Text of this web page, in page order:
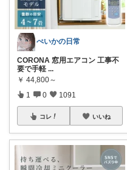
ぺいかの日常
CORONA 窓用エアコン 工事不
要で手軽 ...
￥ 44,800～
1 0 1091
コレ いいね